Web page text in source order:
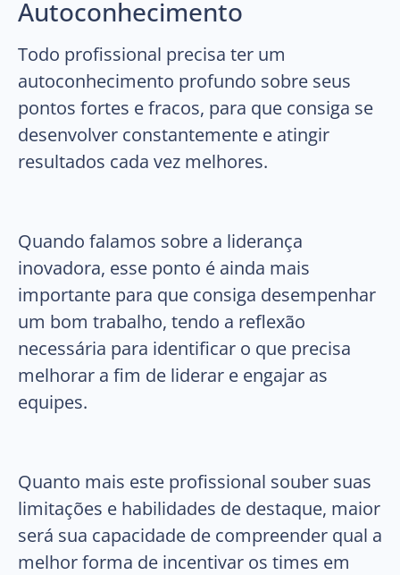
Autoconhecimento
Todo profissional precisa ter um
autoconhecimento profundo sobre seus
pontos fortes e fracos, para que consiga se
desenvolver constantemente e atingir
resultados cada vez melhores.
Quando falamos sobre a liderança
inovadora, esse ponto é ainda mais
importante para que consiga desempenhar
um bom trabalho, tendo a reflexão
necessária para identificar o que precisa
melhorar a fim de liderar e engajar as
equipes.
Quanto mais este profissional souber suas
limitações e habilidades de destaque, maior
será sua capacidade de compreender qual a
melhor forma de incentivar os times em